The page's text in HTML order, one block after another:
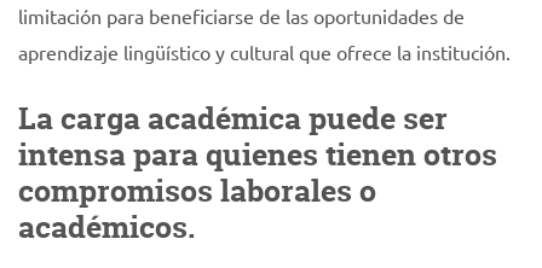
limitación para beneficiarse de las oportunidades de
aprendizaje lingüístico y cultural que ofrece la institución.
La carga académica puede ser
intensa para quienes tienen otros
compromisos laborales o
académicos.